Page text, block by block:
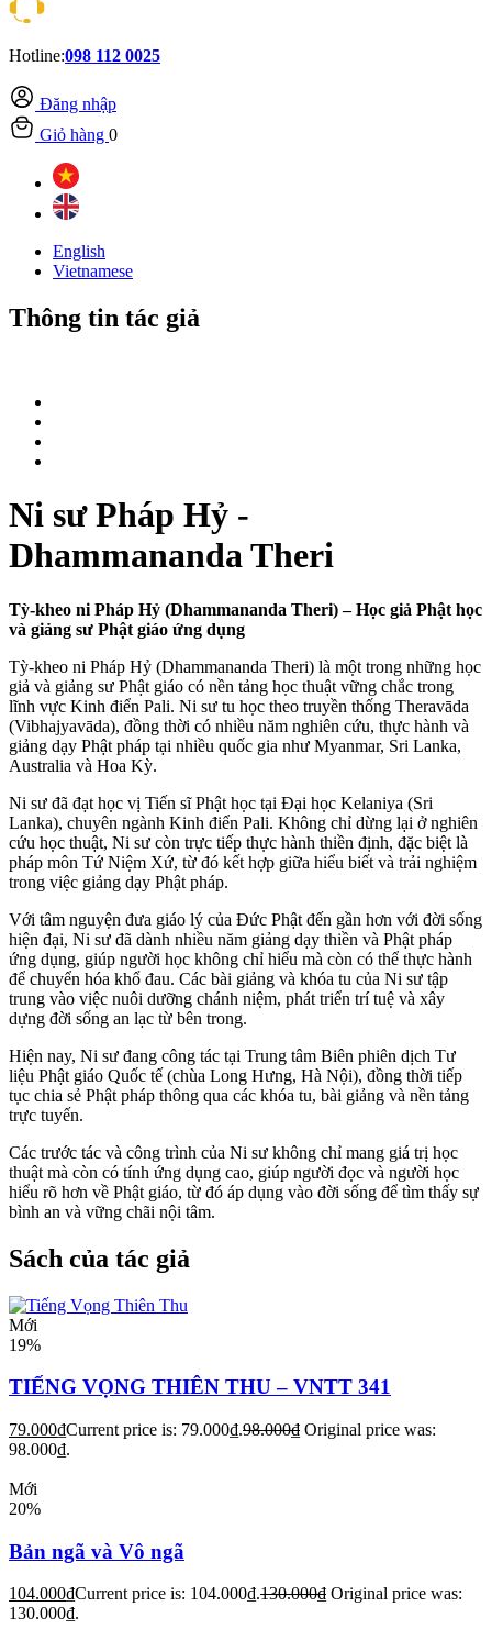
Hotline:098 112 0025
Đăng nhập
Giỏ hàng 0
English
Vietnamese
Thông tin tác giả
Ni sư Pháp Hỷ -
Dhammananda Theri
Tỳ-kheo ni Pháp Hỷ (Dhammananda Theri) – Học giả Phật học
và giảng sư Phật giáo ứng dụng
Tỳ-kheo ni Pháp Hỷ (Dhammananda Theri) là một trong những học
giả và giảng sư Phật giáo có nền tảng học thuật vững chắc trong
lĩnh vực Kinh điển Pali. Ni sư tu học theo truyền thống Theravāda
(Vibhajyavāda), đồng thời có nhiều năm nghiên cứu, thực hành và
giảng dạy Phật pháp tại nhiều quốc gia như Myanmar, Sri Lanka,
Australia và Hoa Kỳ.
Ni sư đã đạt học vị Tiến sĩ Phật học tại Đại học Kelaniya (Sri
Lanka), chuyên ngành Kinh điển Pali. Không chỉ dừng lại ở nghiên
cứu học thuật, Ni sư còn trực tiếp thực hành thiền định, đặc biệt là
pháp môn Tứ Niệm Xứ, từ đó kết hợp giữa hiểu biết và trải nghiệm
trong việc giảng dạy Phật pháp.
Với tâm nguyện đưa giáo lý của Đức Phật đến gần hơn với đời sống
hiện đại, Ni sư đã dành nhiều năm giảng dạy thiền và Phật pháp
ứng dụng, giúp người học không chỉ hiểu mà còn có thể thực hành
để chuyển hóa khổ đau. Các bài giảng và khóa tu của Ni sư tập
trung vào việc nuôi dưỡng chánh niệm, phát triển trí tuệ và xây
dựng đời sống an lạc từ bên trong.
Hiện nay, Ni sư đang công tác tại Trung tâm Biên phiên dịch Tư
liệu Phật giáo Quốc tế (chùa Long Hưng, Hà Nội), đồng thời tiếp
tục chia sẻ Phật pháp thông qua các khóa tu, bài giảng và nền tảng
trực tuyến.
Các trước tác và công trình của Ni sư không chỉ mang giá trị học
thuật mà còn có tính ứng dụng cao, giúp người đọc và người học
hiểu rõ hơn về Phật giáo, từ đó áp dụng vào đời sống để tìm thấy sự
bình an và vững chãi nội tâm.
Sách của tác giả
Mới
19%
TIẾNG VỌNG THIÊN THU – VNTT 341
79.000₫Current price is: 79.000₫.98.000₫ Original price was:
98.000₫.
Mới
20%
Bản ngã và Vô ngã
104.000₫Current price is: 104.000₫.130.000₫ Original price was:
130.000₫.